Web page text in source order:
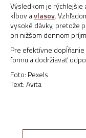
Výsledkom je
kĺbov avlasov.
vysoké dávky, pretože
pri nižšom dennom
Pre efektívne
formu a dodržiavať
Foto: Pexels
Text: Avita